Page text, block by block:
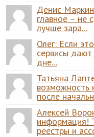
Денис
главное – не
лучше зара...
Олег: Если
сервисы
дне...
Татьяна
возможность
после
Алексей
информация!
реестры и